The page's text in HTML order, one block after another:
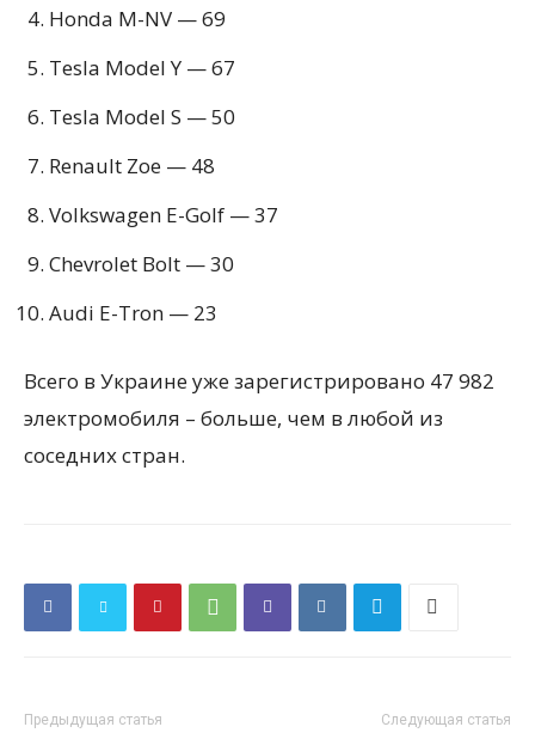
Honda M-NV — 69
Tesla Model Y — 67
Tesla Model S — 50
Renault Zoe — 48
Volkswagen E-Golf — 37
Chevrolet Bolt — 30
Audi E-Tron — 23
Всего в Украине уже зарегистрировано 47 982
электромобиля – больше, чем в любой из
соседних стран.
Предыдущая статья Следующая статья